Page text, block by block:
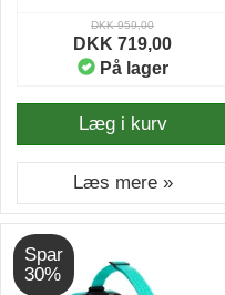
DKK 959,00
DKK 719,00
På lager
Læg i kurv
Læs mere »
Spar
30%